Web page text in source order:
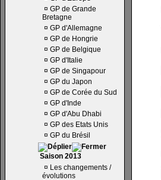
¤ GP de Grande
Bretagne
¤ GP d'Allemagne
¤ GP de Hongrie
¤ GP de Belgique
¤ GP d'Italie
¤ GP de Singapour
¤ GP du Japon
¤ GP de Corée du Sud
¤ GP d'Inde
¤ GP d'Abu Dhabi
¤ GP des Etats Unis
¤ GP du Brésil
Saison 2013
¤ Les changements /
évolutions